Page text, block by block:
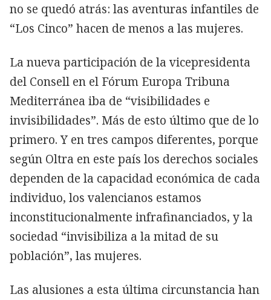
no se quedó atrás: las aventuras infantiles de
“Los Cinco” hacen de menos a las mujeres.
La nueva participación de la vicepresidenta
del Consell en el Fórum Europa Tribuna
Mediterránea iba de “visibilidades e
invisibilidades”. Más de esto último que de lo
primero. Y en tres campos diferentes, porque
según Oltra en este país los derechos sociales
dependen de la capacidad económica de cada
individuo, los valencianos estamos
inconstitucionalmente infrafinanciados, y la
sociedad “invisibiliza a la mitad de su
población”, las mujeres.
Las alusiones a esta última circunstancia han